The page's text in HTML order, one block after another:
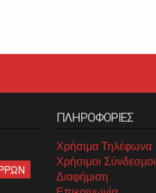
ΠΛΗΡΟΦΟΡΙΕΣ
Χρήσιμα Τηλέφωνα
Χρήσιμοι Σύνδεσμοι
Διαφήμιση